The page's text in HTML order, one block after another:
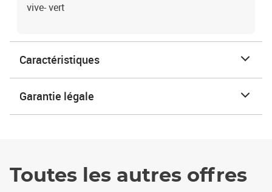
vive- vert
Caractéristiques
Garantie légale
Toutes les autres offres